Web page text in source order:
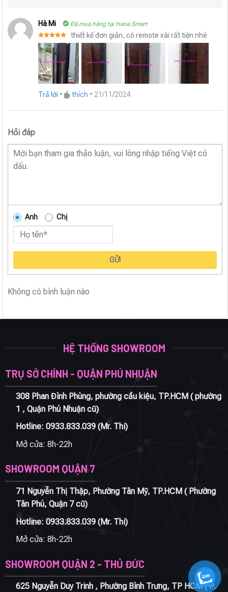
Hà Mi Đã mua hàng tại Hana Smart
Được xếp
hạng55
sao
thiết kế đơn giản, có remote xài rất tiện nhé
Trả lời • thích • 21/11/2024
Hỏi đáp
Anh Chị
GỬI
Không có bình luận nào
HỆ THỐNG SHOWROOM
TRỤ SỞ CHÍNH - QUẬN PHÚ NHUẬN
308 Phan Đình Phùng, phường cầu kiệu, TP.HCM ( phường
1 , Quận Phú Nhuận cũ)
Hotline: 0933.833.039(Mr. Thi)
Mở cửa: 8h-22h
SHOWROOM QUẬN 7
71 Nguyễn Thị Thập, Phường Tân Mỹ, TP.HCM ( Phường
Tân Phú, Quận 7 cũ)
Hotline: 0933.833.039(Mr. Thi)
Mở cửa: 8h-22h
SHOWROOM QUẬN 2 - THỦ ĐỨC
625 Nguyễn Duy Trinh , Phường Bình Trưng, TP HCM ( P.